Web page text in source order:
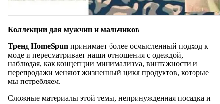
Коллекции для мужчин и мальчиков
Тренд HomeSpun принимает более осмысленный подход к
моде и пересматривает наши отношения с одеждой,
наблюдая, как концепции минимализма, винтажности и
перепродажи меняют жизненный цикл продуктов, которые
мы потребляем.
Сложные материалы этой темы, непринужденная посадка и